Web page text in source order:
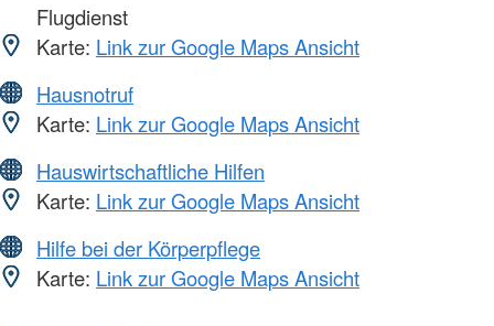
Flugdienst
Karte: Link zur Google Maps Ansicht
Hausnotruf
Karte: Link zur Google Maps Ansicht
Hauswirtschaftliche Hilfen
Karte: Link zur Google Maps Ansicht
Hilfe bei der Körperpflege
Karte: Link zur Google Maps Ansicht